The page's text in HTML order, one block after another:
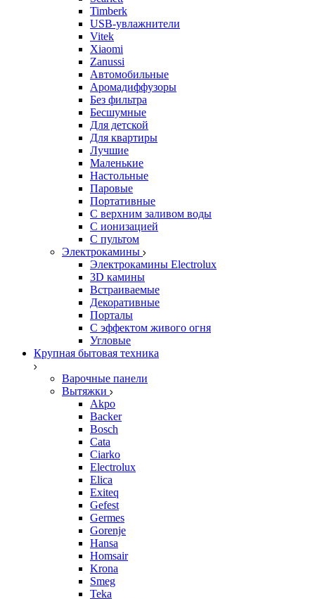
Timberk
USB-увлажнители
Vitek
Xiaomi
Zanussi
Автомобильные
Аромадиффузоры
Без фильтра
Бесшумные
Для детской
Для квартиры
Лучшие
Маленькие
Настольные
Паровые
Портативные
С верхним заливом воды
С ионизацией
С пультом
Электрокамины
Электрокамины Electrolux
3D камины
Встраиваемые
Декоративные
Порталы
С эффектом живого огня
Угловые
Крупная бытовая техника
Варочные панели
Вытяжки
Akpo
Backer
Bosch
Cata
Ciarko
Electrolux
Elica
Exiteq
Gefest
Germes
Gorenje
Hansa
Homsair
Krona
Smeg
Teka